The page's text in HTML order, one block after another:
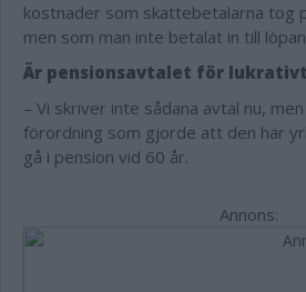
kostnader som skattebetalarna tog
men som man inte betalat in till
Är pensionsavtalet för
– Vi skriver inte sådana avtal nu,
förordning som gjorde att den här
gå i pension vid 60 år.
Annons: